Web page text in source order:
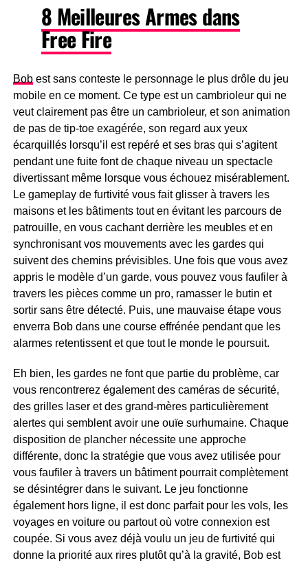
8 Meilleures Armes dans
Free Fire
Bobest sans conteste le personnage le plus drôle du jeu
mobile en ce moment. Ce type est un cambrioleur qui ne
veut clairement pas être un cambrioleur, et son animation
de pas de tip-toe exagérée, son regard aux yeux
écarquillés lorsqu’il est repéré et ses bras qui s’agitent
pendant une fuite font de chaque niveau un spectacle
divertissant même lorsque vous échouez misérablement.
Le gameplay de furtivité vous fait glisser à travers les
maisons et les bâtiments tout en évitant les parcours de
patrouille, en vous cachant derrière les meubles et en
synchronisant vos mouvements avec les gardes qui
suivent des chemins prévisibles. Une fois que vous avez
appris le modèle d’un garde, vous pouvez vous faufiler à
travers les pièces comme un pro, ramasser le butin et
sortir sans être détecté. Puis, une mauvaise étape vous
enverra Bob dans une course effrénée pendant que les
alarmes retentissent et que tout le monde le poursuit.
Eh bien, les gardes ne font que partie du problème, car
vous rencontrerez également des caméras de sécurité,
des grilles laser et des grand-mères particulièrement
alertes qui semblent avoir une ouïe surhumaine. Chaque
disposition de plancher nécessite une approche
différente, donc la stratégie que vous avez utilisée pour
vous faufiler à travers un bâtiment pourrait complètement
se désintégrer dans le suivant. Le jeu fonctionne
également hors ligne, il est donc parfait pour les vols, les
voyages en voiture ou partout où votre connexion est
coupée. Si vous avez déjà voulu un jeu de furtivité qui
donne la priorité aux rires plutôt qu’à la gravité, Bob est